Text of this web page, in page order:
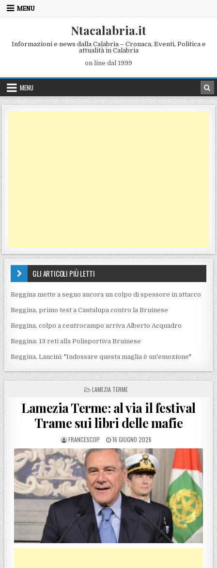
Skip to content
MENU
Ntacalabria.it
Informazioni e news dalla Calabria – Cronaca, Eventi, Politica e
attualità in Calabria
on line dal 1999
MENU
GLI ARTICOLI PIÙ LETTI
Reggina mette a segno ancora un colpo di spessore in attacco
Reggina, primo test a Cantalupa contro la Bruinese
Reggina, colpo a centrocampo arriva Alberto Acquadro
Reggina: 13 reti alla Polisportiva Bruinese
Reggina, Lancini: "Indossare questa maglia è un'emozione"
POSTED IN
LAMEZIA TERME
Lamezia Terme: al via il festival
Trame sui libri delle mafie
POSTED BY
FRANCESCOP POSTED ON
16 GIUGNO 2026